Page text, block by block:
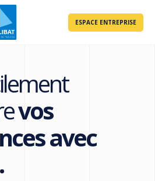
ESPACE ENTREPRISE
vos
avec